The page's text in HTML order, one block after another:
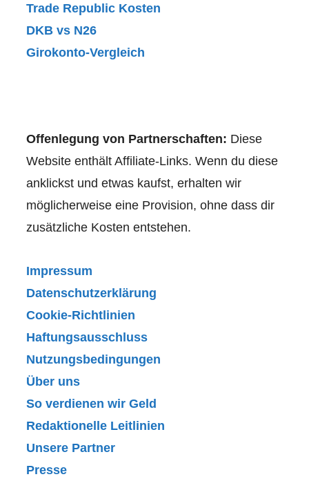
Trade Republic Kosten
DKB vs N26
Girokonto-Vergleich
Offenlegung von Partnerschaften: Diese
Website enthält Affiliate-Links. Wenn du diese
anklickst und etwas kaufst, erhalten wir
möglicherweise eine Provision, ohne dass dir
zusätzliche Kosten entstehen.
Impressum
Datenschutzerklärung
Cookie-Richtlinien
Haftungsausschluss
Nutzungsbedingungen
Über uns
So verdienen wir Geld
Redaktionelle Leitlinien
Unsere Partner
Presse